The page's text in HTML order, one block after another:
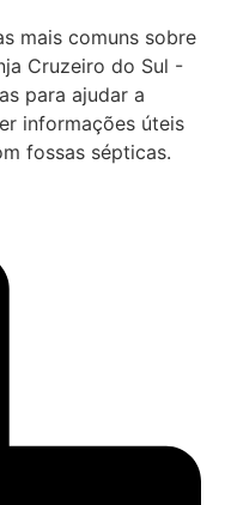
mais comuns sobre
Cruzeiro do Sul -
para ajudar a
informações úteis
fossas sépticas.